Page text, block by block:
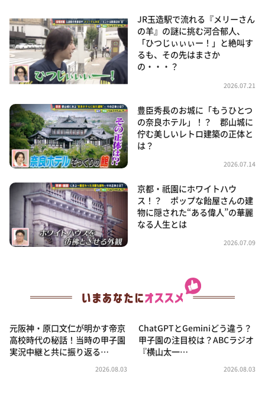
JR玉造駅で流れる『メリーさん
の羊』の謎に挑む河合郁人、
「ひつじぃぃぃー！」と絶叫す
るも、その先はまさか
の・・・？
2026.07.21
豊臣秀長のお城に「もうひとつ
の奈良ホテル」！？ 郡山城に
佇む美しいレトロ建築の正体と
は？
2026.07.14
京都・祇園にホワイトハウ
ス！？ ポップな飴屋さんの建
物に隠された“ある偉人”の華麗
なる人生とは
2026.07.09
元阪神・原口文仁が明かす帝京
高校時代の秘話！当時の甲子園
実況中継と共に振り返る…
2026.08.03
ChatGPTとGeminiどう違う？
甲子園の注目校は？ABCラジオ
『横山太一…
2026.08.03